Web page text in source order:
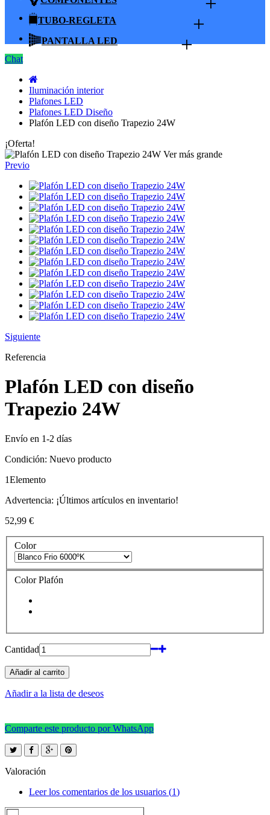
TUBO-REGLETA +
PANTALLA LED +
Chat
Iluminación interior
Plafones LED
Plafones LED Diseño
Plafón LED con diseño Trapezio 24W
¡Oferta!
Ver más grande
Previo
Siguiente
Referencia
Plafón LED con diseño
Trapezio 24W
Envío en 1-2 días
Condición: Nuevo producto
1Elemento
Advertencia: ¡Últimos artículos en inventario!
52,99 €
Color
Color Plafón
Cantidad
Añadir al carrito
Añadir a la lista de deseos
Comparte este producto por WhatsApp
Valoración
Leer los comentarios de los usuarios (1)